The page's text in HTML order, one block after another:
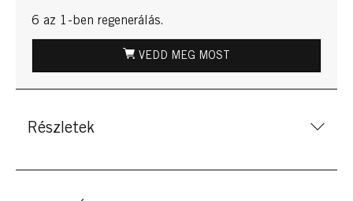
6 az 1-ben regenerálás.
VEDD MEG MOST
Részletek